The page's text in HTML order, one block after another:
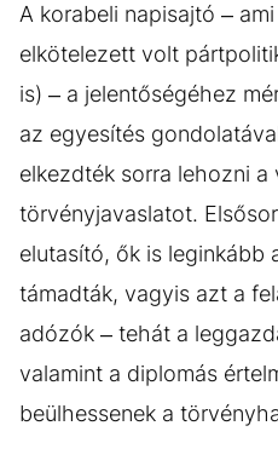
A korabeli napisajtó –
elkötelezett volt
is) – a jelentőségéhez
az egyesítés
elkezdték sorra lehozni
törvényjavaslatot.
elutasító, ők is leginkább
támadták, vagyis azt a
adózók – tehát a
valamint a diplomás
beülhessenek a